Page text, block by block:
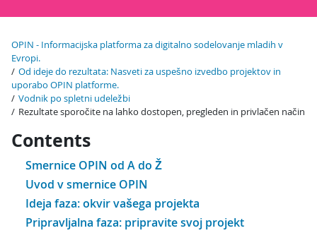
OPIN - Informacijska platforma za digitalno sodelovanje mladih v
Evropi.
Od ideje do rezultata: Nasveti za uspešno izvedbo projektov in
uporabo OPIN platforme.
Vodnik po spletni udeležbi
Rezultate sporočite na lahko dostopen, pregleden in privlačen način
Contents
Smernice OPIN od A do Ž
Uvod v smernice OPIN
Ideja faza: okvir vašega projekta
Pripravljalna faza: pripravite svoj projekt